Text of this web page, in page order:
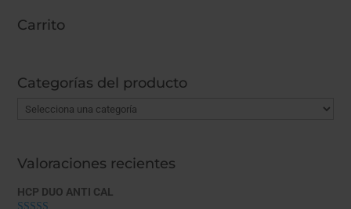
Carrito
Categorías del producto
Valoraciones recientes
HCP DUO ANTI CAL